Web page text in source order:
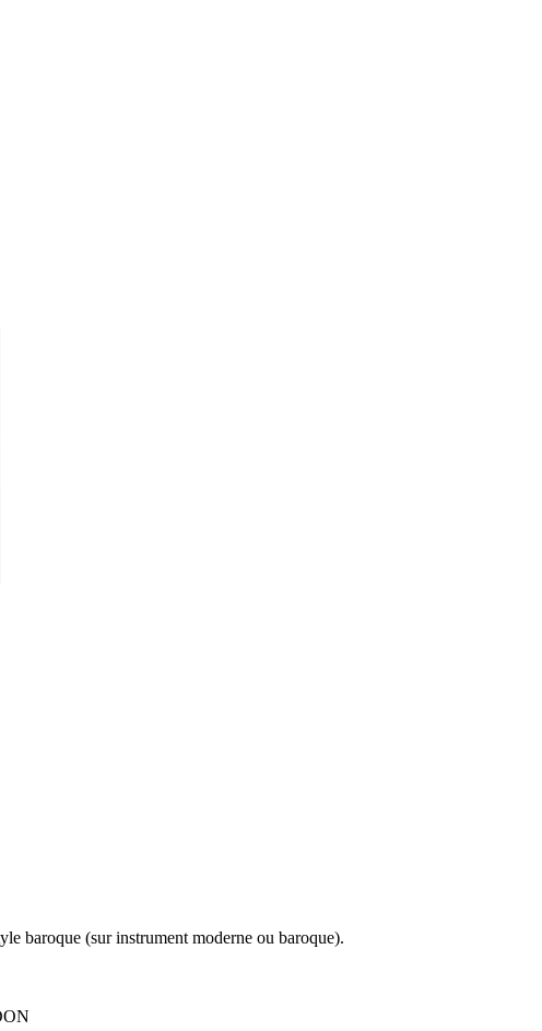
baroque (sur instrument moderne ou baroque).